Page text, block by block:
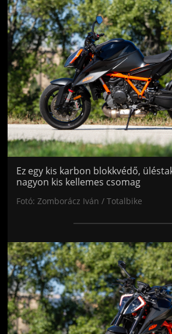
Jön még kép!
Ez egy kis karbon blokkvédő,
nagyon kis kellemes csomag
Fotó: Zomborácz Iván / Totalbike
Jön még kép!